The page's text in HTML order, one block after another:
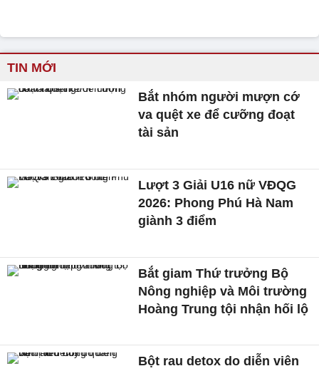
TIN MỚI
Bắt nhóm người mượn cớ
va quệt xe để cưỡng đoạt
tài sản
Lượt 3 Giải U16 nữ VĐQG
2026: Phong Phú Hà Nam
giành 3 điểm
Bắt giam Thứ trưởng Bộ
Nông nghiệp và Môi trường
Hoàng Trung tội nhận hối lộ
Bột rau detox do diễn viên